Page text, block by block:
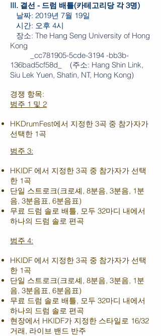
III. 결선 - 드럼 배틀(카테고리당 각 3명)
날짜: 2019년 7월 19일
시간: 오후 4시
장소: The Hang Seng University of Hong
Kong
_cc781905-5cde-3194 -bb3b-
136bad5cf58d_ (주소: Hang Shin Link,
Siu Lek Yuen, Shatin, NT, Hong Kong)
경쟁 항목:
범주 1 및 2
HKDrumFest에서 지정한 3곡 중 참가자가
선택한 1곡
범주 3:
HKIDF 에서 지정한 3곡 중 참가자가 선택
한 1곡
단일 스트로크(크로셰, 8분음, 3분음, 1분
음, 3분음표, 6분음표)
무료 드럼 솔로 배틀, 모두 32마디 내에서
하나의 드럼 솔로 편곡
범주 4:
HKIDF 에서 지정한 3곡 중 참가자가 선택
한 1곡
단일 스트로크(크로셰, 8분음, 3분음, 1분
음, 3분음표, 6분음표)
무료 드럼 솔로 배틀, 모두 32마디 내에서
하나의 드럼 솔로 편곡
현장에서 HKIDF가 지정한 스타일로 16/32
거래, 라이브 밴드 반주